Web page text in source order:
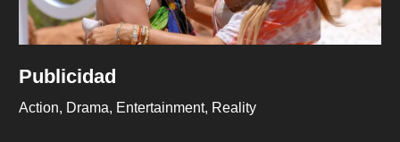
Publicidad
Action Drama Entertainment Reality